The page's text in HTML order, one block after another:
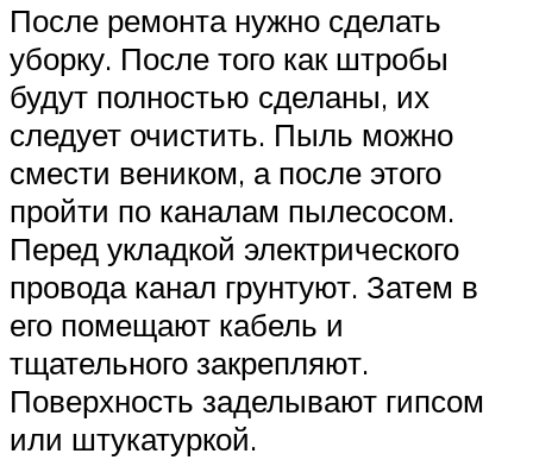
После ремонта нужно сделать
уборку. После того как штробы
будут полностью сделаны, их
следует очистить. Пыль можно
смести веником, а после этого
пройти по каналам пылесосом.
Перед укладкой электрического
провода канал грунтуют. Затем в
его помещают кабель и
тщательного закрепляют.
Поверхность заделывают гипсом
или штукатуркой.